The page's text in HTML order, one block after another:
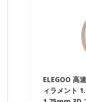
ELEGOO 高
ィラメント